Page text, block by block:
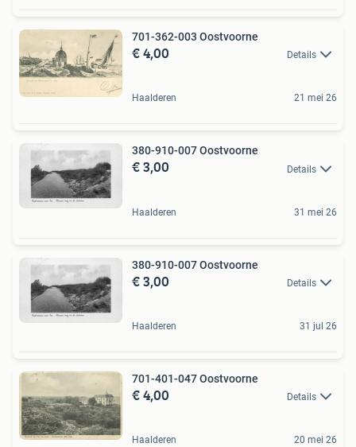
701-362-003 Oostvoorne
€ 4,00 Details
Haalderen 21 mei 26
380-910-007 Oostvoorne
€ 3,00 Details
Haalderen 31 mei 26
380-910-007 Oostvoorne
€ 3,00 Details
Haalderen 31 jul 26
701-401-047 Oostvoorne
€ 4,00 Details
Haalderen 20 mei 26